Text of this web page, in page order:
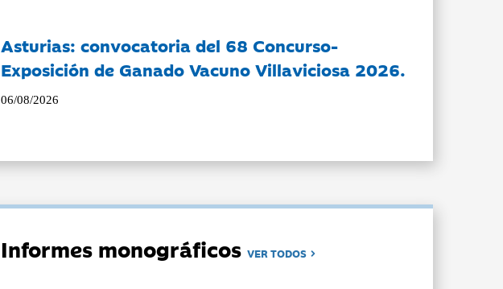
Asturias: convocatoria del 68 Concurso-
Exposición de Ganado Vacuno Villaviciosa 2026.
06/08/2026
Informes monográficosVER TODOS